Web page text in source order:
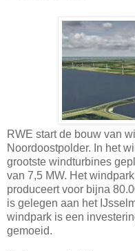
RWE start de bouw van
Noordoostpolder. In het
grootste windturbines
van 7,5 MW. Het
produceert voor bijna
is gelegen aan het
windpark is een
gemoeid.